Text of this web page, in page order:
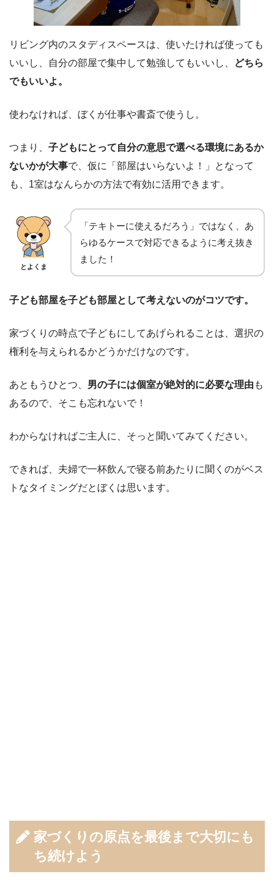
リビング内のスタディスペースは、使いたければ使っても
いいし、自分の部屋で集中して勉強してもいいし、
どちら
でもいいよ。
使わなければ、ぼくが仕事や書斎で使うし。
つまり、 子どもにとって自分の意思で選べる環境にあるか
ないかが大事で、仮に「部屋はいらないよ！」となって
も、1室はなんらかの方法で有効に活用できます。
とよくま
「テキトーに使えるだろう」ではなく、あ
らゆるケースで対応できるように考え抜き
ました！
子ども部屋を子ども部屋として考えないのがコツです。
家づくりの時点で子どもにしてあげられることは、選択の
権利を与えられるかどうかだけなのです。
あともうひとつ、 男の子には個室が絶対的に必要な理由 も
あるので、そこも忘れないで！
わからなければご主人に、そっと聞いてみてください。
できれば、夫婦で一杯飲んで寝る前あたりに聞くのがベス
トなタイミングだとぼくは思います。
家づくりの原点を最後まで大切にも
ち続けよう